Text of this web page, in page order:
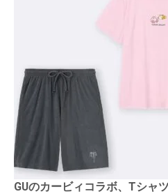
GUのカービィコラボ、Tシャ